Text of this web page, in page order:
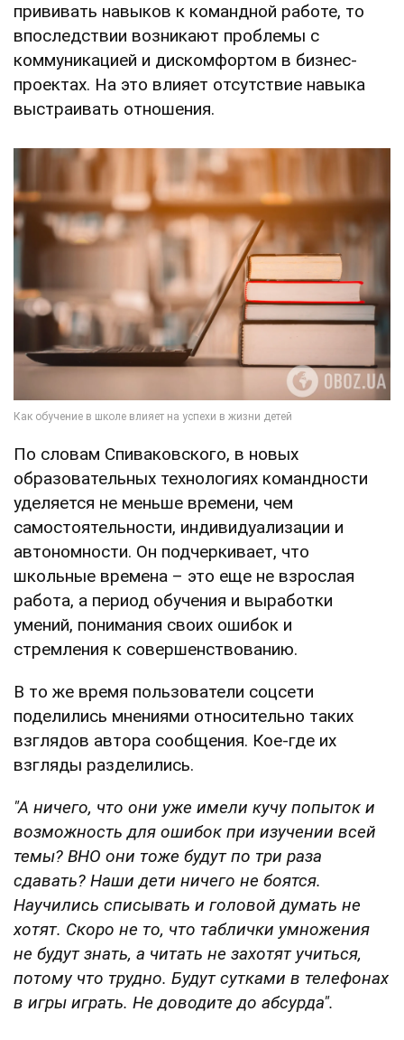
прививать навыков к командной работе, то
впоследствии возникают проблемы с
коммуникацией и дискомфортом в бизнес-
проектах. На это влияет отсутствие навыка
выстраивать отношения.
По словам Спиваковского, в новых
образовательных технологиях командности
уделяется не меньше времени, чем
самостоятельности, индивидуализации и
автономности. Он подчеркивает, что
школьные времена – это еще не взрослая
работа, а период обучения и выработки
умений, понимания своих ошибок и
стремления к совершенствованию.
В то же время пользователи соцсети
поделились мнениями относительно таких
взглядов автора сообщения. Кое-где их
взгляды разделились.
"А ничего, что они уже имели кучу попыток и
возможность для ошибок при изучении всей
темы? ВНО они тоже будут по три раза
сдавать? Наши дети ничего не боятся.
Научились списывать и головой думать не
хотят. Скоро не то, что таблички умножения
не будут знать, а читать не захотят учиться,
потому что трудно. Будут сутками в телефонах
в игры играть. Не доводите до абсурда".